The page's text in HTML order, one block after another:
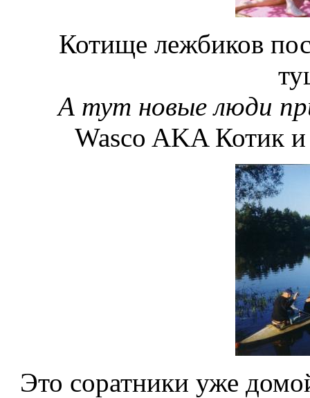
Котище лежбиков
А тут новые люди
Wasco AKA Котик
Это соратники уже